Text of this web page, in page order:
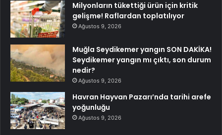
Milyonların tükettiği ürün için kritik
gelişme! Raflardan toplatılıyor
Ağustos 9, 2026
Muğla Seydikemer yangın SON DAKİKA!
Seydikemer yangın mı çıktı, son durum
nedir?
Ağustos 9, 2026
Havran Hayvan Pazarı’nda tarihi arefe
yoğunluğu
Ağustos 9, 2026